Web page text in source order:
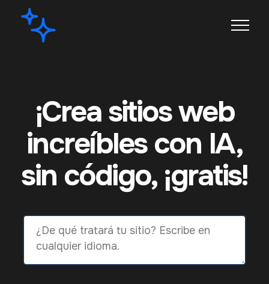
¡Crea sitios web
increíbles con IA,
sin código, ¡gratis!